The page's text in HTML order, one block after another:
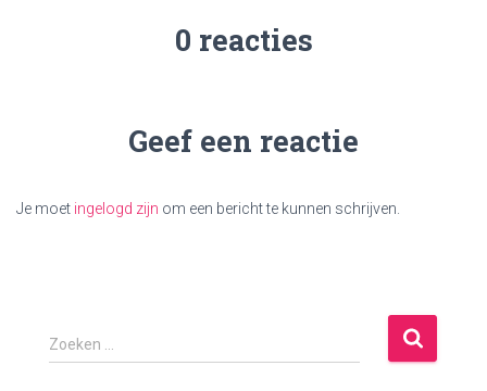
0 reacties
Geef een reactie
Je moet ingelogd zijn om een bericht te kunnen schrijven.
Z
o
Zoeken …